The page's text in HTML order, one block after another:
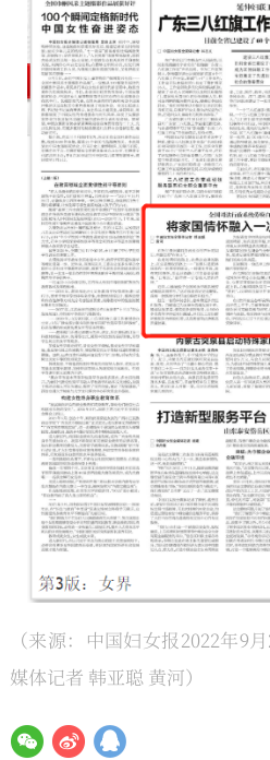
（来源：中国妇女报2022年9
媒体记者 韩亚聪 黄河）